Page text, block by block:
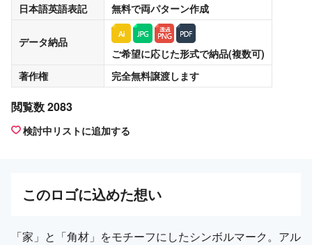
日本語英語表記
無料で両パターン作成
データ納品
ご希望に応じた形式で納品(複数可)
著作権
完全無料譲渡します
閲覧数 2083
検討中リストに追加する
このロゴに込めた想い
「家」と「角材」をモチーフにしたシンボルマーク。アル